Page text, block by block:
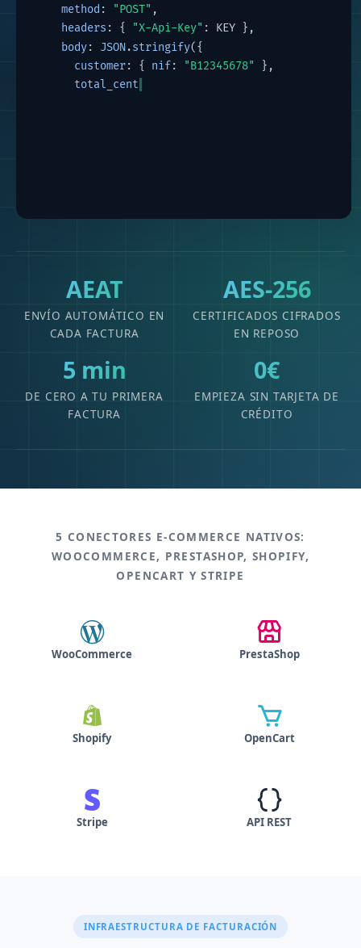
method : "POST" ,
headers : { "X-Api-Key" : KEY },
body: JSON.stringify({
customer: { nif: "B12345678"
},
total_cents
AEAT
ENVÍO AUTOMÁTICO EN
CADA FACTURA
AES-256
CERTIFICADOS CIFRADOS
EN REPOSO
5 min
DE CERO A TU PRIMERA
FACTURA
0€
EMPIEZA SIN TARJETA DE
CRÉDITO
5 CONECTORES E-COMMERCE NATIVOS:
WOOCOMMERCE, PRESTASHOP, SHOPIFY,
OPENCART Y STRIPE
WooCommerce PrestaShop
Shopify OpenCart
Stripe API REST
INFRAESTRUCTURA DE FACTURACIÓN